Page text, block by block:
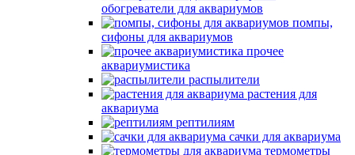
обогреватели для аквариумов
помпы,
сифоны для аквариумов
прочее
аквариумистика
распылители
растения для
аквариума
рептилиям
сачки для аквариума
термометры